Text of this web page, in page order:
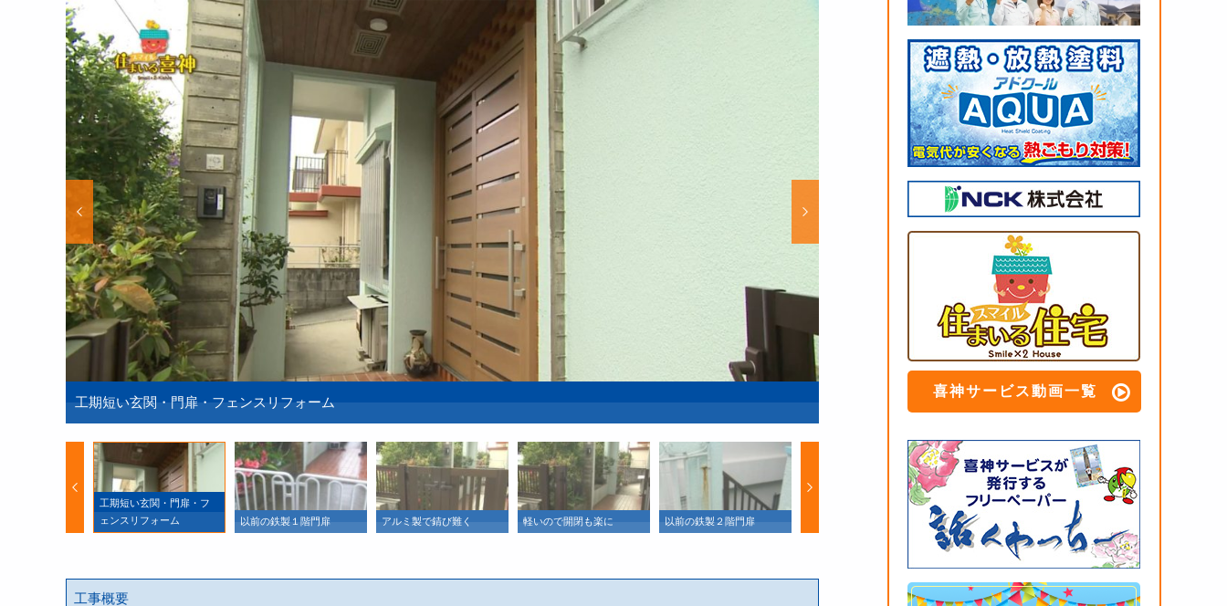
工期短い玄関・門扉・フェンスリフォーム 以前の鉄製１階門扉
工期短い玄関・門扉・フ
ェンスリフォーム
以前の鉄製１階門扉 アルミ製で錆び難く 軽いので開閉も楽に 以前の鉄製２階門扉 楽に開閉できます
工事概要
喜神サービス動画一覧